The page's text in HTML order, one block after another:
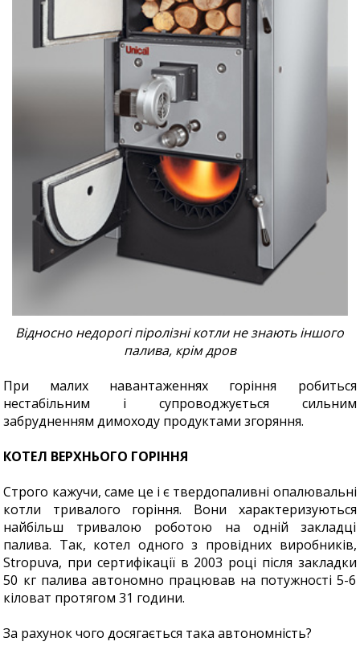
Відносно недорогі піролізні котли не знають іншого
палива, крім дров
При малих навантаженнях горіння робиться
нестабільним і супроводжується сильним
забрудненням димоходу продуктами згоряння.
КОТЕЛ ВЕРХНЬОГО ГОРІННЯ
Строго кажучи, саме це і є твердопаливні опалювальні
котли тривалого горіння. Вони характеризуються
найбільш тривалою роботою на одній закладці
палива. Так, котел одного з провідних виробників,
Stropuva, при сертифікації в 2003 році після закладки
50 кг палива автономно працював на потужності 5-6
кіловат протягом 31 години.
За рахунок чого досягається така автономність?